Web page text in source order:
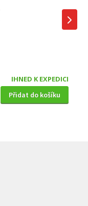
IHNED K EXPEDICI
Přidat do košíku